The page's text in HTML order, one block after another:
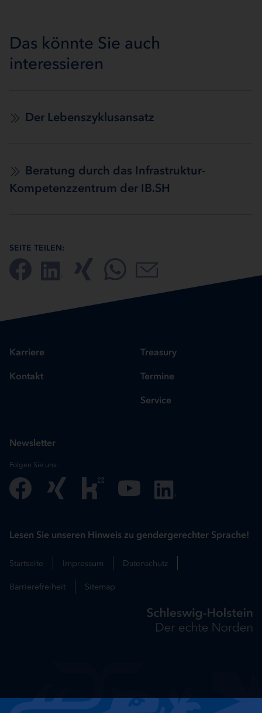
Das könnte Sie auch
interessieren
Der Lebenszyklusansatz
Beratung durch das Infrastruktur-
Kompetenzzentrum der IB.SH
SEITE TEILEN:
Karriere
Kontakt
Treasury
Termine
Service
Newsletter
Folgen Sie uns:
Lesen Sie unseren Hinweis zu gendergerechter Sprache!
Startseite Impressum Datenschutz
Barrierefreiheit Sitemap